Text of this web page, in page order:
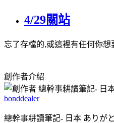
4/29關站
忘了存檔的,或這裡有任何你
創作者介紹
bonddealer
總幹事耕讀筆記- 日本 ありが